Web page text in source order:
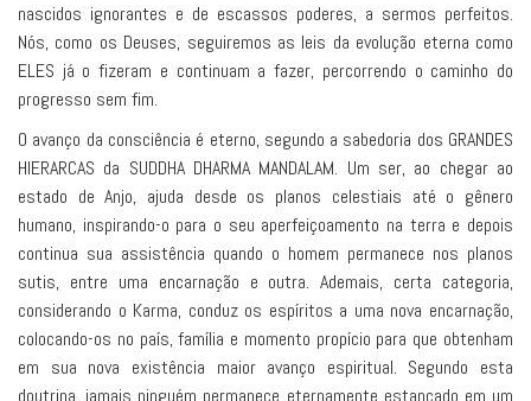
nascidos ignorantes e de escassos poderes, a sermos perfeitos.
Nós, como os Deuses, seguiremos as leis da evolução eterna como
ELES já o fizeram e continuam a fazer, percorrendo o caminho do
progresso sem fim.
O avanço da consciência é eterno, segundo a sabedoria dos GRANDES
HIERARCAS da SUDDHA DHARMA MANDALAM. Um ser, ao chegar ao
estado de Anjo, ajuda desde os planos celestiais até o gênero
humano, inspirando-o para o seu aperfeiçoamento na terra e depois
continua sua assistência quando o homem permanece nos planos
sutis, entre uma encarnação e outra. Ademais, certa categoria,
considerando o Karma, conduz os espíritos a uma nova encarnação,
colocando-os no país, família e momento propício para que obtenham
em sua nova existência maior avanço espiritual. Segundo esta
doutrina, jamais ninguém permanece eternamente estancado em um